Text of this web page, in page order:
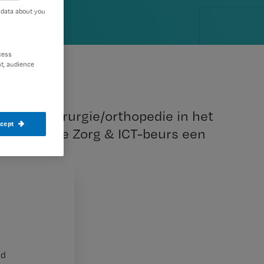
chirurgie/orthopedie in het
de Zorg & ICT-beurs een
about you
audience